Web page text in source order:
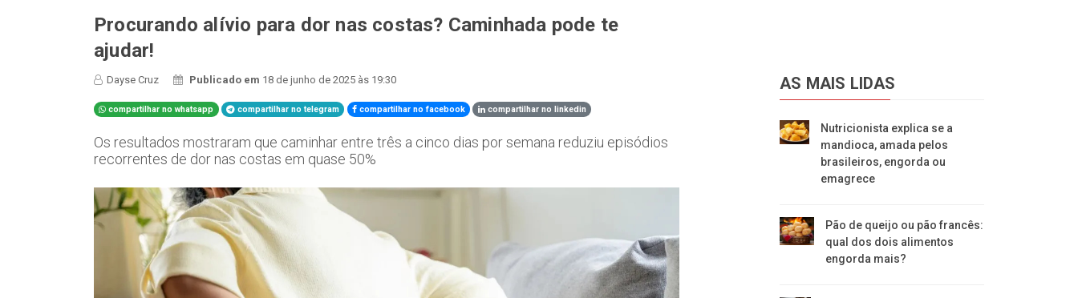
Procurando alívio para dor nas costas? Caminhada pode te
ajudar!
Dayse Cruz Publicado em 18 de junho de 2025 às 19:30
compartilhar no whatsapp compartilhar no telegram compartilhar no facebook compartilhar no linkedin
Os resultados mostraram que caminhar entre três a cinco dias por semana reduziu episódios
recorrentes de dor nas costas em quase 50%
AS MAIS LIDAS
Nutricionista explica se a
mandioca, amada pelos
brasileiros, engorda ou
emagrece
Pão de queijo ou pão francês:
qual dos dois alimentos
engorda mais?